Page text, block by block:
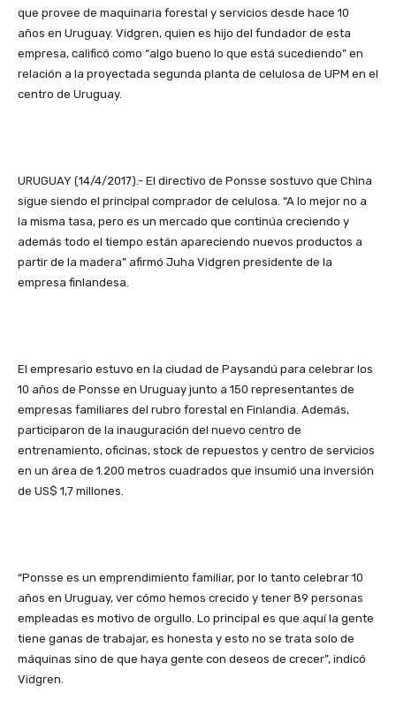
que provee de maquinaria forestal y servicios desde hace 10
años en Uruguay. Vidgren, quien es hijo del fundador de esta
empresa, calificó como “algo bueno lo que está sucediendo” en
relación a la proyectada segunda planta de celulosa de UPM en el
centro de Uruguay.
URUGUAY (14/4/2017).- El directivo de Ponsse sostuvo que China
sigue siendo el principal comprador de celulosa. “A lo mejor no a
la misma tasa, pero es un mercado que continúa creciendo y
además todo el tiempo están apareciendo nuevos productos a
partir de la madera” afirmó Juha Vidgren presidente de la
empresa finlandesa.
El empresario estuvo en la ciudad de Paysandú para celebrar los
10 años de Ponsse en Uruguay junto a 150 representantes de
empresas familiares del rubro forestal en Finlandia. Además,
participaron de la inauguración del nuevo centro de
entrenamiento, oficinas, stock de repuestos y centro de servicios
en un área de 1.200 metros cuadrados que insumió una inversión
de US$ 1,7 millones.
“Ponsse es un emprendimiento familiar, por lo tanto celebrar 10
años en Uruguay, ver cómo hemos crecido y tener 89 personas
empleadas es motivo de orgullo. Lo principal es que aquí la gente
tiene ganas de trabajar, es honesta y esto no se trata solo de
máquinas sino de que haya gente con deseos de crecer”, indicó
Vidgren.